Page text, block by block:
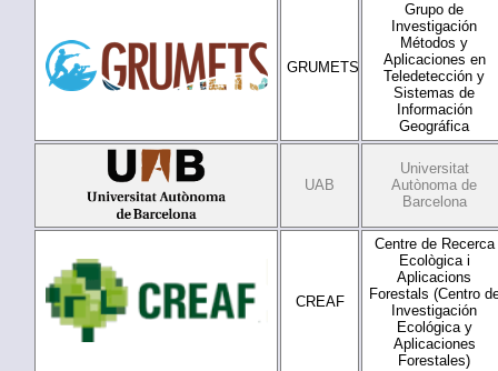
GRUMETS
Grupo de
Investigación
Métodos y
Aplicaciones en
Teledetección y
Sistemas de
Información
Geográfica
UAB
Universitat
Autònoma de
Barcelona
CREAF
Centre de Recerca
Ecològica i
Aplicacions
Forestals (Centro
Investigación
Ecológica y
Aplicaciones
Forestales)